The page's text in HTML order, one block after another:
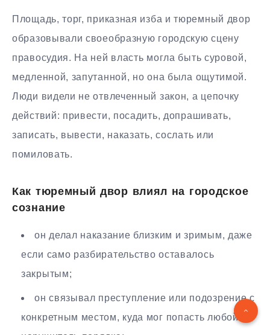
Площадь, торг, приказная изба и тюремный двор
образовывали своеобразную городскую сцену
правосудия. На ней власть могла быть суровой,
медленной, запутанной, но она была ощутимой.
Люди видели не отвлеченный закон, а цепочку
действий: привести, посадить, допрашивать,
записать, вывести, наказать, сослать или
помиловать.
Как тюремный двор влиял на городское
сознание
он делал наказание близким и зримым, даже
если само разбирательство оставалось
закрытым;
он связывал преступление или подозрение с
конкретным местом, куда мог попасть любой